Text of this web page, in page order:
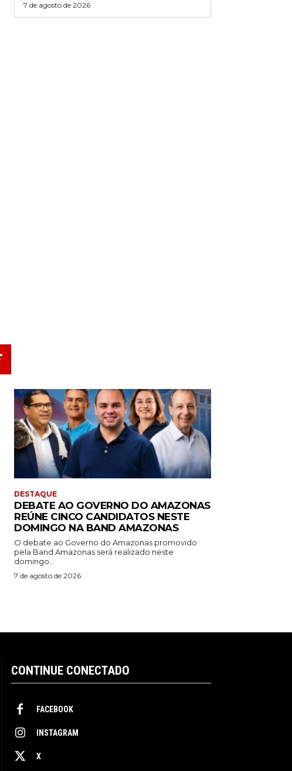
7 de agosto de 2026
DESTAQUE
DEBATE AO GOVERNO DO AMAZONAS
REÚNE CINCO CANDIDATOS NESTE
DOMINGO NA BAND AMAZONAS
O debate ao Governo do Amazonas promovido
pela Band Amazonas será realizado neste
domingo...
7 de agosto de 2026
CONTINUE CONECTADO
FACEBOOK
INSTAGRAM
X